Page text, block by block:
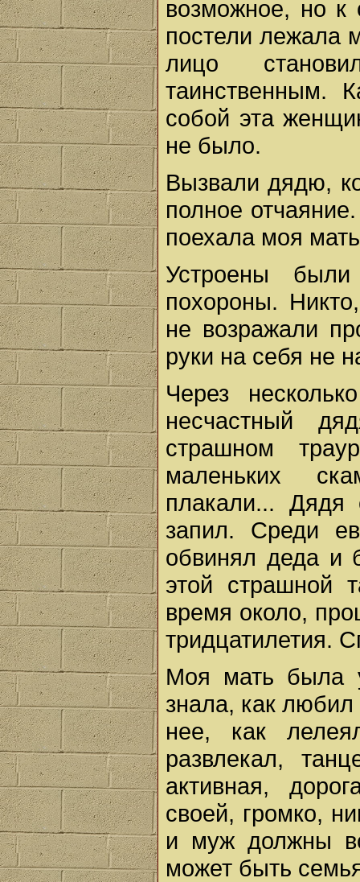
возможное, но к
постели лежала
лицо
таинственным.
собой эта
не было.
Вызвали дядю,
полное
поехала моя
Устроены
похороны.
не возражали
руки на себя не
Через
несчастный
страшном
маленьких
плакали... Дядя
запил. Среди
обвинял деда и
этой
время около,
тридцатилетия.
Моя мать была
знала, как любил
нее, как
развлекал,
активная,
своей, громко,
и муж должны
может быть